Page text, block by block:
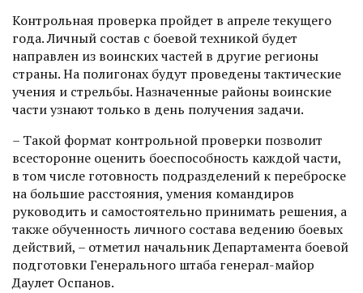
Контрольная проверка пройдет в апреле текущего
года. Личный состав с боевой техникой будет
направлен из воинских частей в другие регионы
страны. На полигонах будут проведены тактические
учения и стрельбы. Назначенные районы воинские
части узнают только в день получения задачи.
– Такой формат контрольной проверки позволит
всесторонне оценить боеспособность каждой части,
в том числе готовность подразделений к переброске
на большие расстояния, умения командиров
руководить и самостоятельно принимать решения, а
также обученность личного состава ведению боевых
действий, – отметил начальник Департамента боевой
подготовки Генерального штаба генерал-майор
Даулет Оспанов.